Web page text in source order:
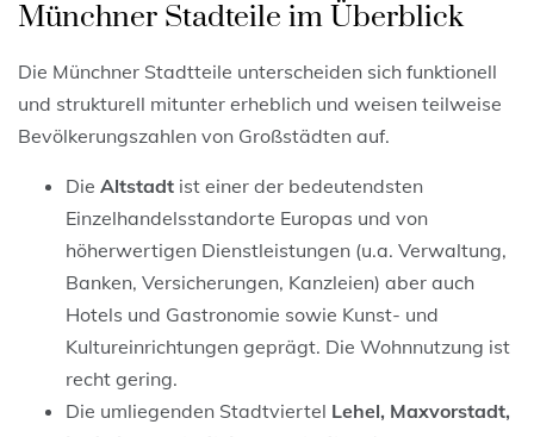
Münchner Stadteile im Überblick
Die Münchner Stadtteile unterscheiden sich funktionell
und strukturell mitunter erheblich und weisen teilweise
Bevölkerungszahlen von Großstädten auf.
Die Altstadt ist einer der bedeutendsten
Einzelhandelsstandorte Europas und von
höherwertigen Dienstleistungen (u.a. Verwaltung,
Banken, Versicherungen, Kanzleien) aber auch
Hotels und Gastronomie sowie Kunst- und
Kultureinrichtungen geprägt. Die Wohnnutzung ist
recht gering.
Die umliegenden Stadtviertel Lehel, Maxvorstadt,